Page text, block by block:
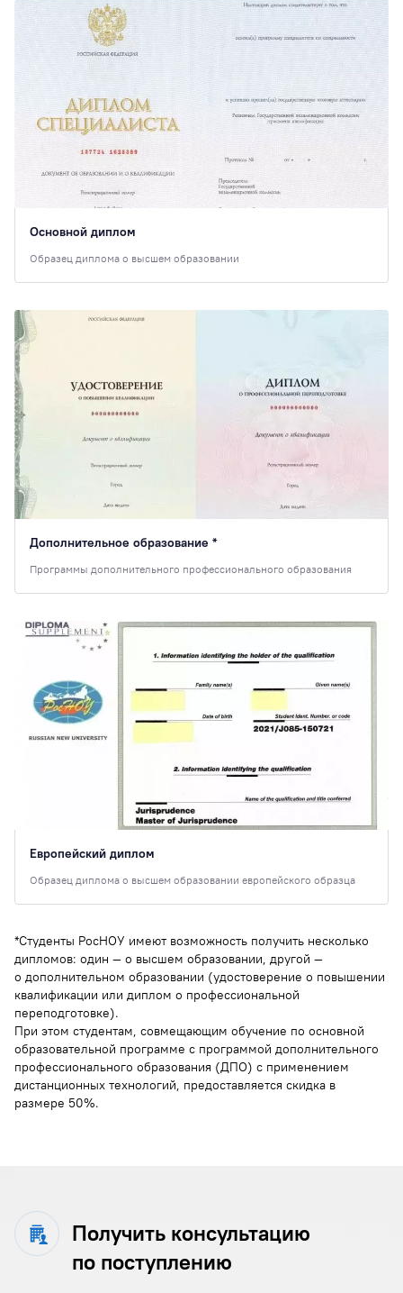
Основной диплом
Образец диплома о высшем образовании
Дополнительное образование *
Программы дополнительного профессионального образования
Европейский диплом
Образец диплома о высшем образовании европейского образца
*Студенты РосНОУ имеют возможность получить несколько
дипломов: один — о высшем образовании, другой —
о дополнительном образовании (удостоверение о повышении
квалификации или диплом о профессиональной
переподготовке).
При этом студентам, совмещающим обучение по основной
образовательной программе с программой дополнительного
профессионального образования (ДПО) с применением
дистанционных технологий, предоставляется скидка в
размере 50%.
Получить консультацию
по поступлению